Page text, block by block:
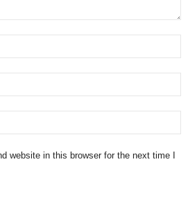
website in this browser for the next time I